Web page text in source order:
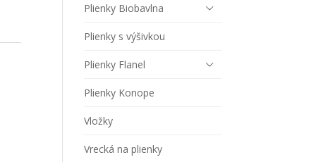
Plienky Biobavlna
Plienky s výšivkou
Plienky Flanel
Plienky Konope
Vložky
Vrecká na plienky